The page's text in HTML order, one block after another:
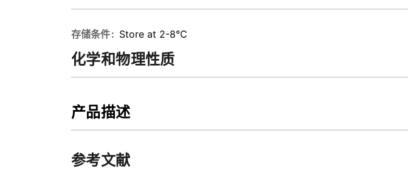
存储条件 Store at 2-8℃
化学和物理性质
产品描述
参考文献